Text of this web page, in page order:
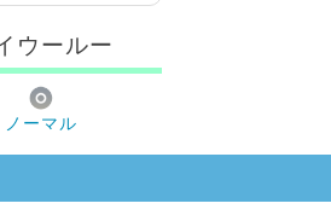
ウールー
ノーマル